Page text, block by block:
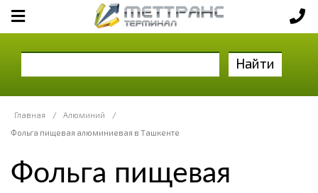
Найти
Главная / Алюминий
/
Фольга пищевая алюминиевая в Ташкенте
Фольга пищевая